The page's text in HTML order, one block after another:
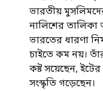
ভারতীয়
নালিশের
ভারতের ধারণা
চাইতে কম নয়।
কষ্ট সয়েছেন,
সংস্কৃতি গড়েছেন।